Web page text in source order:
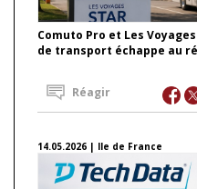
Comuto Pro et Les
de transport échappe au
Réagir
14.05.2026 | Ile de France